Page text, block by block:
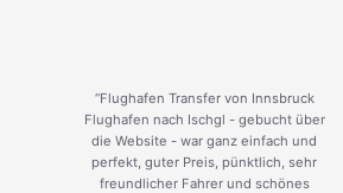
“Flughafen Transfer von Innsbruck
Flughafen nach Ischgl - gebucht über
die Website - war ganz einfach und
perfekt, guter Preis, pünktlich, sehr
freundlicher Fahrer und schönes